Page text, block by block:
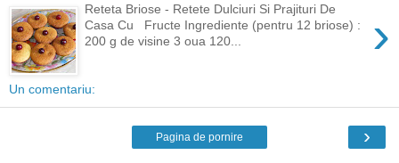
›
Reteta Briose - Retete Dulciuri Si Prajituri De
Casa Cu Fructe Ingrediente (pentru 12 briose) :
200 g de visine 3 oua 120...
Un comentariu:
›
Pagina de pornire